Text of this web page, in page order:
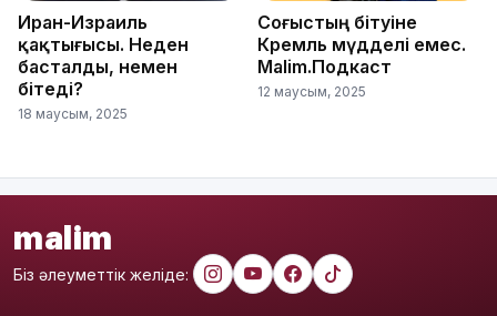
Иран-Израиль
қақтығысы. Неден
басталды, немен
бітеді?
18 маусым, 2025
Соғыстың бітуіне
Кремль мүдделі емес.
Malim.Подкаст
12 маусым, 2025
malim
Біз әлеуметтік желіде: